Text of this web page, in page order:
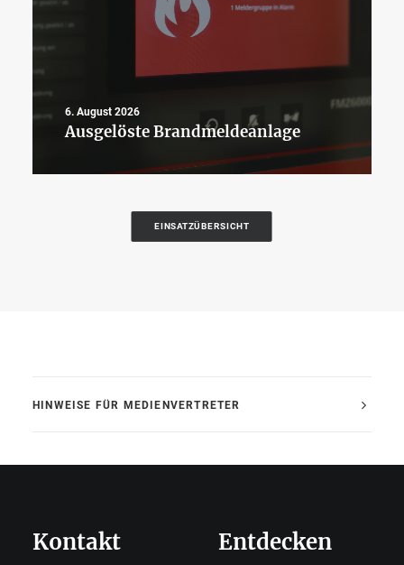
6. August 2026
Ausgelöste Brandmeldeanlage
EINSATZÜBERSICHT
HINWEISE FÜR MEDIENVERTRETER
Kontakt Entdecken